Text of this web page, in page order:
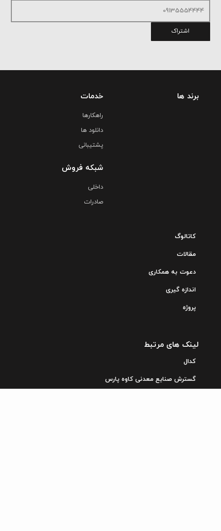
اشتراک
برند ها خدمات
راهکارها
دانلود ها
پشتیبانی
شبکه فروش
داخلی
صادرات
کاتالوگ
مقالات
دعوت به همکاری
اندازه گیری
پروژه
لینک های مرتبط
کدال
گسترش صنایع معدنی کاوه پارس